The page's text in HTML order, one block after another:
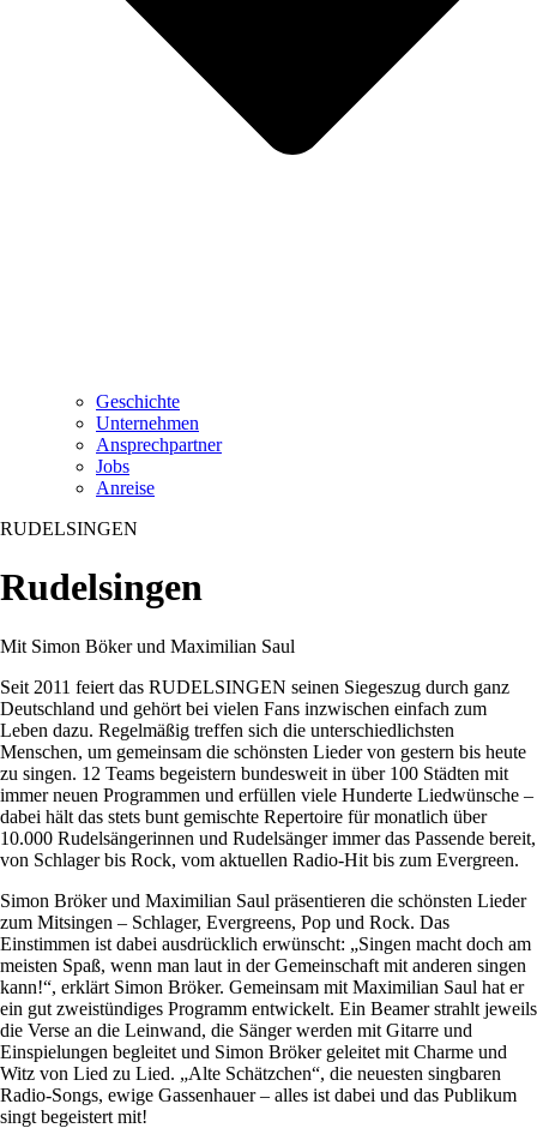
Geschichte
Unternehmen
Ansprechpartner
Jobs
Anreise
RUDELSINGEN
Rudelsingen
Mit Simon Böker und Maximilian Saul
Seit 2011 feiert das RUDELSINGEN seinen Siegeszug durch ganz
Deutschland und gehört bei vielen Fans inzwischen einfach zum
Leben dazu. Regelmäßig treffen sich die unterschiedlichsten
Menschen, um gemeinsam die schönsten Lieder von gestern bis heute
zu singen. 12 Teams begeistern bundesweit in über 100 Städten mit
immer neuen Programmen und erfüllen viele Hunderte Liedwünsche –
dabei hält das stets bunt gemischte Repertoire für monatlich über
10.000 Rudelsängerinnen und Rudelsänger immer das Passende bereit,
von Schlager bis Rock, vom aktuellen Radio-Hit bis zum Evergreen.
Simon Bröker und Maximilian Saul präsentieren die schönsten Lieder
zum Mitsingen – Schlager, Evergreens, Pop und Rock. Das
Einstimmen ist dabei ausdrücklich erwünscht: „Singen macht doch am
meisten Spaß, wenn man laut in der Gemeinschaft mit anderen singen
kann!“, erklärt Simon Bröker. Gemeinsam mit Maximilian Saul hat er
ein gut zweistündiges Programm entwickelt. Ein Beamer strahlt jeweils
die Verse an die Leinwand, die Sänger werden mit Gitarre und
Einspielungen begleitet und Simon Bröker geleitet mit Charme und
Witz von Lied zu Lied. „Alte Schätzchen“, die neuesten singbaren
Radio-Songs, ewige Gassenhauer – alles ist dabei und das Publikum
singt begeistert mit!